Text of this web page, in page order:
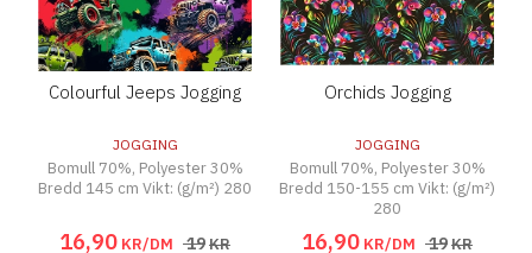
Colourful Jeeps Jogging
JOGGING
Bomull 70%, Polyester 30%
Bredd 145 cm Vikt: (g/m²) 280
16,90 KR/DM 19KR
Orchids Jogging
JOGGING
Bomull 70%, Polyester 30%
Bredd 150-155 cm Vikt: (g/m²)
280
16,90 KR/DM 19KR